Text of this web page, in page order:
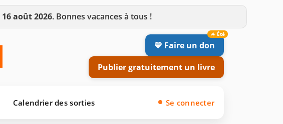
16 août 2026. Bonnes vacances à tous !
💛 Faire un don
Publier gratuitement un livre
Calendrier des sorties Se connecter